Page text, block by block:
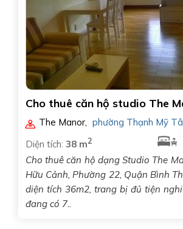
Cho thuê căn hộ studio The
The Manor
phường Thạnh Mỹ
Diện tích: 38 m2
Cho thuê căn hộ dạng Studio The
Hữu Cảnh, Phường 22, Quận Bình
diện tích 36m2, trang bị đủ tiện
đang có 7..